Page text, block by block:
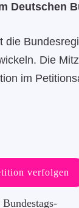
Deutschen
die
Die
im
verfolgen